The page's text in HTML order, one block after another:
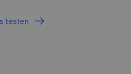
testen